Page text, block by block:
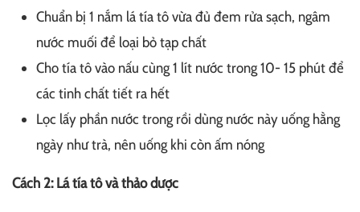
Chuẩn bị 1 nắm lá tía tô vừa đủ đem rửa sạch, ngâm
nước muối để loại bỏ tạp chất
Cho tía tô vào nấu cùng 1 lít nước trong 10- 15 phút để
các tinh chất tiết ra hết
Lọc lấy phần nước trong rồi dùng nước này uống hằng
ngày như trà, nên uống khi còn ấm nóng
Cách 2: Lá tía tô và thảo dược